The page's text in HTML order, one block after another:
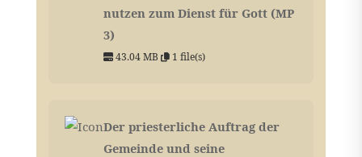
nutzen zum Dienst für Gott (MP
3)
43.04 MB 1 file(s)
Der priesterliche Auftrag der
Gemeinde und seine